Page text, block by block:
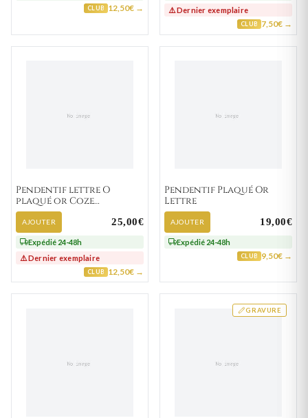
CLUB 12,50€ →
⚠️ Dernier exemplaire
CLUB 7,50€ →
Pendentif lettre O
plaqué or Coze
traditionnel
AJOUTER 25,00€
Expédié 24-48h
⚠️ Dernier exemplaire
CLUB 12,50€ →
Pendentif Plaqué Or
Lettre
AJOUTER 19,00€
Expédié 24-48h
CLUB 9,50€ →
GRAVURE